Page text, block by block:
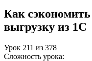
Как
выгрузку из 1С
Урок 211 из 378
Сложность урока: